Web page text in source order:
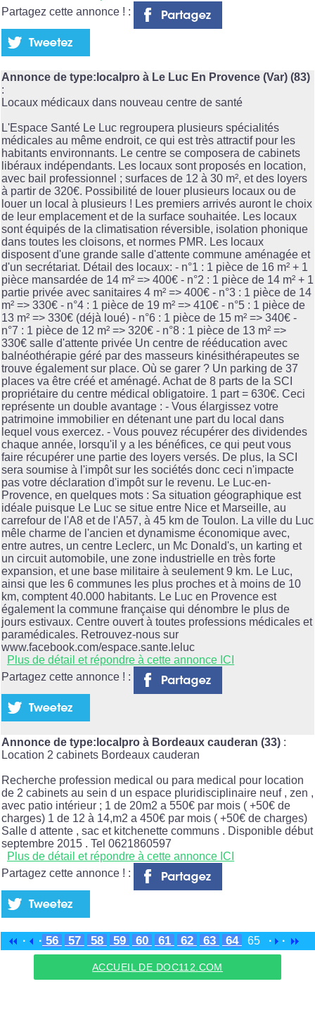
Partagez cette annonce ! :
Annonce de type:localpro à Le Luc En Provence (Var) (83)
:
Locaux médicaux dans nouveau centre de santé
L'Espace Santé Le Luc regroupera plusieurs spécialités
médicales au même endroit, ce qui est très attractif pour les
habitants environnants. Le centre se composera de cabinets
libéraux indépendants. Les locaux sont proposés en location,
avec bail professionnel ; surfaces de 12 à 30 m², et des loyers
à partir de 320€. Possibilité de louer plusieurs locaux ou de
louer un local à plusieurs ! Les premiers arrivés auront le choix
de leur emplacement et de la surface souhaitée. Les locaux
sont équipés de la climatisation réversible, isolation phonique
dans toutes les cloisons, et normes PMR. Les locaux
disposent d'une grande salle d'attente commune aménagée et
d'un secrétariat. Détail des locaux: - n°1 : 1 pièce de 16 m² + 1
pièce mansardée de 14 m² => 400€ - n°2 : 1 pièce de 14 m² + 1
partie privée avec sanitaires 4 m² => 400€ - n°3 : 1 pièce de 14
m² => 330€ - n°4 : 1 pièce de 19 m² => 410€ - n°5 : 1 pièce de
13 m² => 330€ (déjà loué) - n°6 : 1 pièce de 15 m² => 340€ -
n°7 : 1 pièce de 12 m² => 320€ - n°8 : 1 pièce de 13 m² =>
330€ salle d'attente privée Un centre de rééducation avec
balnéothérapie géré par des masseurs kinésithérapeutes se
trouve également sur place. Où se garer ? Un parking de 37
places va être créé et aménagé. Achat de 8 parts de la SCI
propriétaire du centre médical obligatoire. 1 part = 630€. Ceci
représente un double avantage : - Vous élargissez votre
patrimoine immobilier en détenant une part du local dans
lequel vous exercez. - Vous pouvez récupérer des dividendes
chaque année, lorsqu'il y a les bénéfices, ce qui peut vous
faire récupérer une partie des loyers versés. De plus, la SCI
sera soumise à l'impôt sur les sociétés donc ceci n'impacte
pas votre déclaration d'impôt sur le revenu. Le Luc-en-
Provence, en quelques mots : Sa situation géographique est
idéale puisque Le Luc se situe entre Nice et Marseille, au
carrefour de l'A8 et de l'A57, à 45 km de Toulon. La ville du Luc
mêle charme de l'ancien et dynamisme économique avec,
entre autres, un centre Leclerc, un Mc Donald's, un karting et
un circuit automobile, une zone industrielle en très forte
expansion, et une base militaire à seulement 9 km. Le Luc,
ainsi que les 6 communes les plus proches et à moins de 10
km, comptent 40.000 habitants. Le Luc en Provence est
également la commune française qui dénombre le plus de
jours estivaux. Centre ouvert à toutes professions médicales et
paramédicales. Retrouvez-nous sur
www.facebook.com/espace.sante.leluc
Plus de détail et répondre à cette annonce ICI
Partagez cette annonce ! :
Annonce de type:localpro à Bordeaux cauderan (33) :
Location 2 cabinets Bordeaux cauderan
Recherche profession medical ou para medical pour location
de 2 cabinets au sein d un espace pluridisciplinaire neuf , zen ,
avec patio intérieur ; 1 de 20m2 a 550€ par mois ( +50€ de
charges) 1 de 12 à 14,m2 a 450€ par mois ( +50€ de charges)
Salle d attente , sac et kitchenette communs . Disponible début
septembre 2015 . Tel 0621860597
Plus de détail et répondre à cette annonce ICI
Partagez cette annonce ! :
· · 56 57 58 59 60 61 62 63 64 65 · ·
ACCUEIL DE DOC112.COM